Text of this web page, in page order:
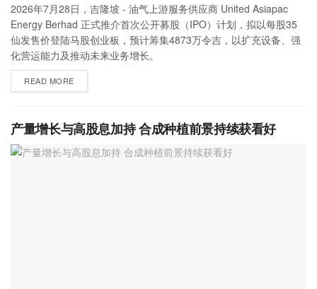
2026年7月28日，吉隆坡 - 油气上游服务供应商 United Asiapac
Energy Berhad 正式推介首次公开募股（IPO）计划，拟以每股35
仙发售价登陆马股创业板，预计筹集4873万令吉，以扩充设备、强
化营运能力及推动未来业务增长。
READ MORE
产量增长与高股息加持 合成种植前景持续获看好